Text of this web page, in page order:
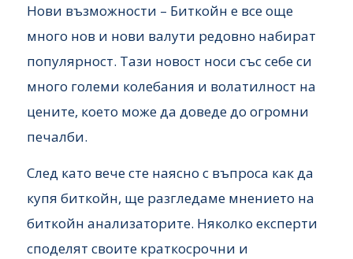
Нови възможности – Биткойн е все още
много нов и нови валути редовно набират
популярност. Тази новост носи със себе си
много големи колебания и волатилност на
цените, което може да доведе до огромни
печалби.
След като вече сте наясно с въпроса как да
купя биткойн, ще разгледаме мнението на
биткойн анализаторите. Няколко експерти
споделят своите краткосрочни и